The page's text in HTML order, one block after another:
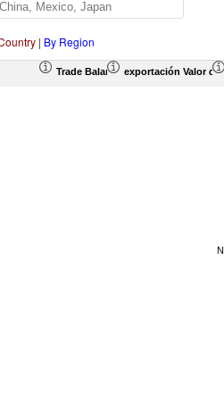
| By Region
Trade Balance (en miles de US$)
exportación Valor